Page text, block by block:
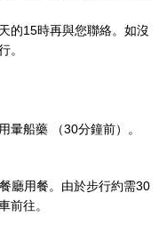
的15時再與您聯絡。如沒
。
暈船藥 （30分鐘前）。
廳用餐。由於步行約需30
前往。